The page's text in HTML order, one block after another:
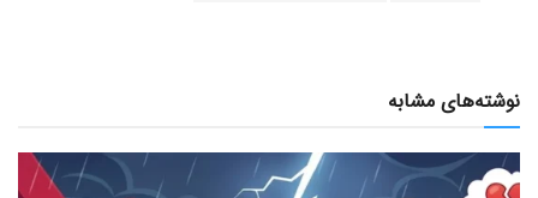
نوشته‌های مشابه